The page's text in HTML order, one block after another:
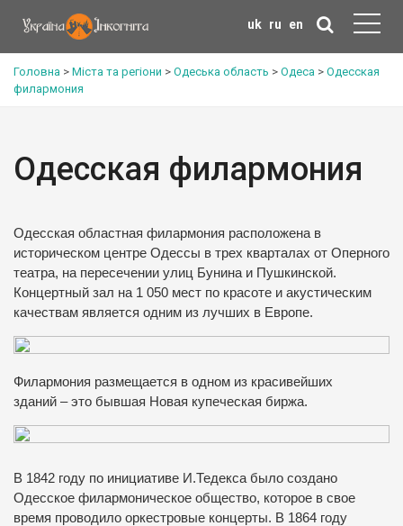
uk ru en
Головна > Міста та регіони > Одеська область > Одеса > Одесская
филармония
Одесская филармония
Одесская областная филармония расположена в
историческом центре Одессы в трех кварталах от Оперного
театра, на пересечении улиц Бунина и Пушкинской.
Концертный зал на 1 050 мест по красоте и акустическим
качествам является одним из лучших в Европе.
Филармония размещается в одном из красивейших
зданий – это бывшая Новая купеческая биржа.
В 1842 году по инициативе И.Тедекса было создано
Одесское филармоническое общество, которое в свое
время проводило оркестровые концерты. В 1864 году